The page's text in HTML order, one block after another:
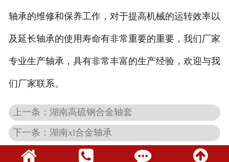
轴承的维修和保养工作，对于提高机械的运转效率以
及延长轴承的使用寿命有非常重要的重要，我们厂家
专业生产轴承，具有非常丰富的生产经验，欢迎与我
们厂家联系。
上一条：湖南高硫钢合金轴套
下一条：湖南xl合金轴承